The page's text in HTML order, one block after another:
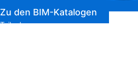
Zu den BIM-Katalogen
Teilnehmer